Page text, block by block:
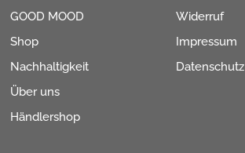
GOOD MOOD
Shop
Nachhaltigkeit
Über uns
Händlershop
Widerruf
Impressum
Datenschutz